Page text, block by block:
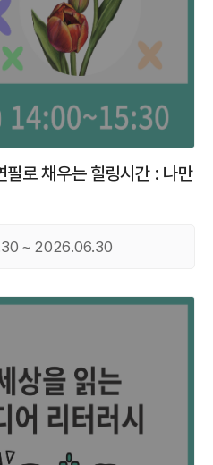
로 채우는 힐링시간 : 나만
~ 2026.06.30